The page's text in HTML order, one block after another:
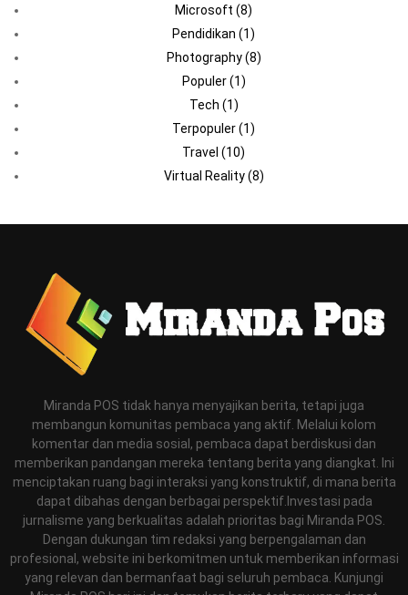
Microsoft (8)
Pendidikan (1)
Photography(8)
Populer(1)
Tech (1)
Terpopuler(1)
Travel (10)
Virtual Reality(8)
Miranda POS tidak hanya menyajikan berita, tetapi juga
membangun komunitas pembaca yang aktif. Melalui kolom
komentar dan media sosial, pembaca dapat berdiskusi dan
memberikan pandangan mereka tentang berita yang diangkat. Ini
menciptakan ruang bagi interaksi yang konstruktif, di mana berita
dapat dibahas dengan berbagai perspektif.Investasi pada
jurnalisme yang berkualitas adalah prioritas bagi Miranda POS.
Dengan dukungan tim redaksi yang berpengalaman dan
profesional, website ini berkomitmen untuk memberikan informasi
yang relevan dan bermanfaat bagi seluruh pembaca. Kunjungi